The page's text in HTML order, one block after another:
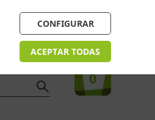
CONFIGURAR
ACEPTAR TODAS
¿Necesitas ayuda? FAQ
Tu compra
0